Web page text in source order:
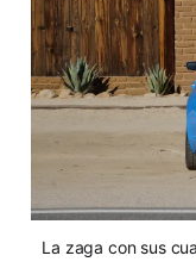
La zaga con sus